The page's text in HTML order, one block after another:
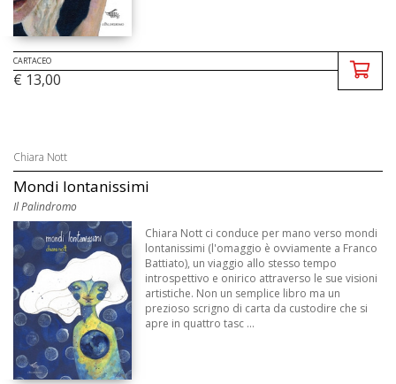
CARTACEO
€ 13,00
Chiara Nott
Mondi lontanissimi
Il Palindromo
Chiara Nott ci conduce per mano verso mondi
lontanissimi (l'omaggio è ovviamente a Franco
Battiato), un viaggio allo stesso tempo
introspettivo e onirico attraverso le sue visioni
artistiche. Non un semplice libro ma un
prezioso scrigno di carta da custodire che si
apre in quattro tasc ...